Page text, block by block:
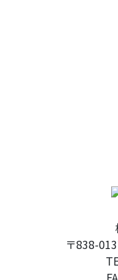
製品についてのお
〒838-